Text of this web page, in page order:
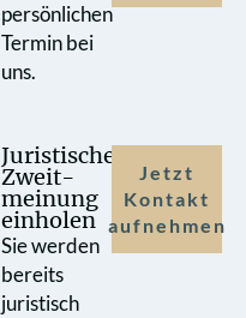
persönlichen
Termin bei
uns.
Juristische
Zweit­
meinung
einholen
Sie werden
bereits
juristisch
Jetzt
Kontakt
aufnehmen